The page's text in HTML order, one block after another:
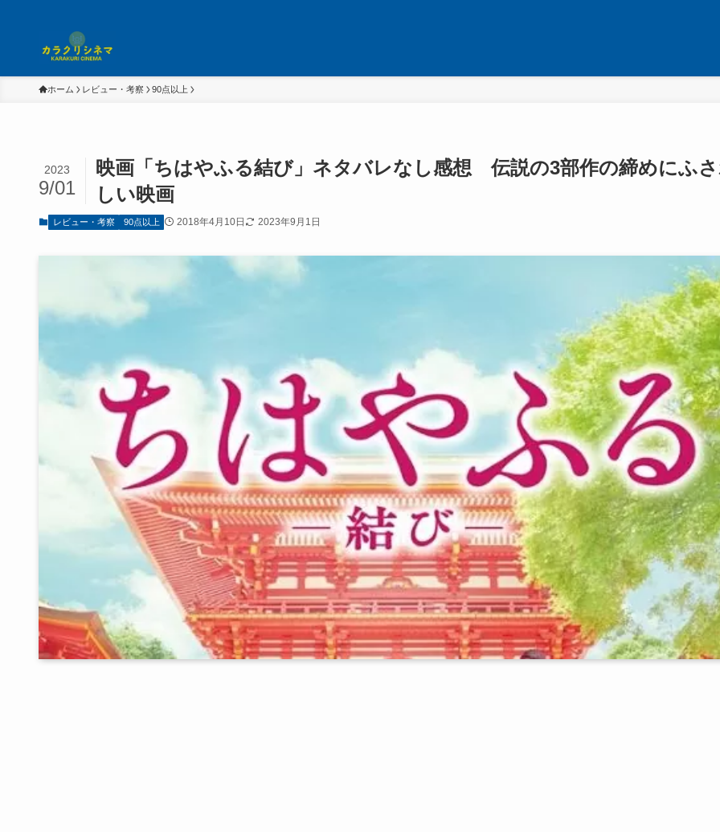
ホーム レビュー・考察 90点以上
映画「ちはやふる結び」ネタバレなし感想 伝説の3部作の締めにふ
しい映画
2023
9/01
レビュー・考察 90点以上 2018年4月10日 2023年9月1日